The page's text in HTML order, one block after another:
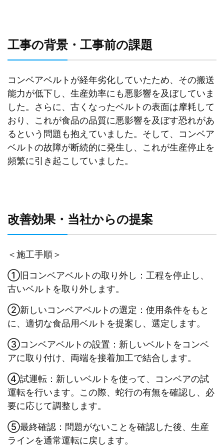
工事の背景・工事前の課題
コンベアベルトが経年劣化していたため、その搬送
能力が低下し、生産効率にも悪影響を及ぼしていま
した。さらに、古くなったベルトの表面は摩耗して
おり、これが食品の品質に悪影響を及ぼす恐れがあ
るという問題も抱えていました。そして、コンベア
ベルトの故障が断続的に発生し、これが生産停止を
頻繁に引き起こしていました。
改善効果・当社からの提案
＜施工手順＞
①旧コンベアベルトの取り外し：工程を停止し、
古いベルトを取り外します。
②新しいコンベアベルトの選定：使用条件をもと
に、適切な食品用ベルトを提案し、選定します。
③コンベアベルトの設置：新しいベルトをコンベ
アに取り付け、両端を接着加工で結合します。
④試運転：新しいベルトを使って、コンベアの試
運転を行います。この際、蛇行の有無を確認し、必
要に応じて調整します。
⑤最終確認：問題がないことを確認した後、生産
ラインを通常運転に戻します。